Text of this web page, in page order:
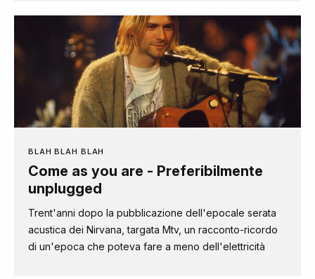
BLAH BLAH BLAH
Come as you are - Preferibilmente
unplugged
Trent'anni dopo la pubblicazione dell'epocale serata
acustica dei Nirvana, targata Mtv, un racconto-ricordo
di un'epoca che poteva fare a meno dell'elettricità